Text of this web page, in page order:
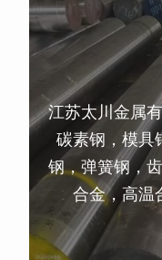
江苏太川金属
碳素钢，模具
钢，弹簧钢，
合金，高温